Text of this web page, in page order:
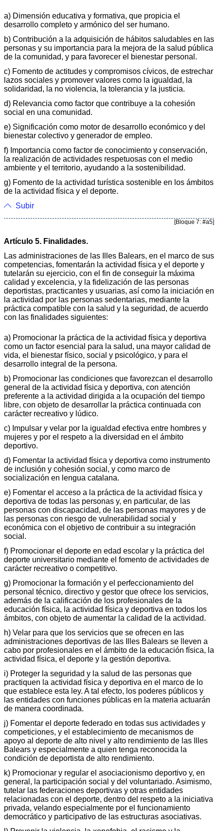
a) Dimensión educativa y formativa, que propicia el
desarrollo completo y armónico del ser humano.
b) Contribución a la adquisición de hábitos saludables en las
personas y su importancia para la mejora de la salud pública
de la comunidad, y para favorecer el bienestar personal.
c) Fomento de actitudes y compromisos cívicos, de estrechar
lazos sociales y promover valores como la igualdad, la
solidaridad, la no violencia, la tolerancia y la justicia.
d) Relevancia como factor que contribuye a la cohesión
social en una comunidad.
e) Significación como motor de desarrollo económico y del
bienestar colectivo y generador de empleo.
f) Importancia como factor de conocimiento y conservación,
la realización de actividades respetuosas con el medio
ambiente y el territorio, ayudando a la sostenibilidad.
g) Fomento de la actividad turística sostenible en los ámbitos
de la actividad física y el deporte.
Subir
[Bloque 7: #a5]
Artículo 5. Finalidades.
Las administraciones de las Illes Balears, en el marco de sus
competencias, fomentarán la actividad física y el deporte y
tutelarán su ejercicio, con el fin de conseguir la máxima
calidad y excelencia, y la fidelización de las personas
deportistas, practicantes y usuarias, así como la iniciación en
la actividad por las personas sedentarias, mediante la
práctica compatible con la salud y la seguridad, de acuerdo
con las finalidades siguientes:
a) Promocionar la práctica de la actividad física y deportiva
como un factor esencial para la salud, una mayor calidad de
vida, el bienestar físico, social y psicológico, y para el
desarrollo integral de la persona.
b) Promocionar las condiciones que favorezcan el desarrollo
general de la actividad física y deportiva, con atención
preferente a la actividad dirigida a la ocupación del tiempo
libre, con objeto de desarrollar la práctica continuada con
carácter recreativo y lúdico.
c) Impulsar y velar por la igualdad efectiva entre hombres y
mujeres y por el respeto a la diversidad en el ámbito
deportivo.
d) Fomentar la actividad física y deportiva como instrumento
de inclusión y cohesión social, y como marco de
socialización en lengua catalana.
e) Fomentar el acceso a la práctica de la actividad física y
deportiva de todas las personas y, en particular, de las
personas con discapacidad, de las personas mayores y de
las personas con riesgo de vulnerabilidad social y
económica con el objetivo de contribuir a su integración
social.
f) Promocionar el deporte en edad escolar y la práctica del
deporte universitario mediante el fomento de actividades de
carácter recreativo o competitivo.
g) Promocionar la formación y el perfeccionamiento del
personal técnico, directivo y gestor que ofrece los servicios,
además de la calificación de los profesionales de la
educación física, la actividad física y deportiva en todos los
ámbitos, con objeto de aumentar la calidad de la actividad.
h) Velar para que los servicios que se ofrecen en las
administraciones deportivas de las Illes Balears se lleven a
cabo por profesionales en el ámbito de la educación física, la
actividad física, el deporte y la gestión deportiva.
i) Proteger la seguridad y la salud de las personas que
practiquen la actividad física y deportiva en el marco de lo
que establece esta ley. A tal efecto, los poderes públicos y
las entidades con funciones públicas en la materia actuarán
de manera coordinada.
j) Fomentar el deporte federado en todas sus actividades y
competiciones, y el establecimiento de mecanismos de
apoyo al deporte de alto nivel y alto rendimiento de las Illes
Balears y especialmente a quien tenga reconocida la
condición de deportista de alto rendimiento.
k) Promocionar y regular el asociacionismo deportivo y, en
general, la participación social y del voluntariado. Asimismo,
tutelar las federaciones deportivas y otras entidades
relacionadas con el deporte, dentro del respeto a la iniciativa
privada, velando especialmente por el funcionamiento
democrático y participativo de las estructuras asociativas.